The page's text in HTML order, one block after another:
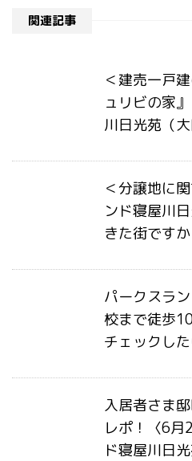
関連記事
＜建売一戸
ュリビの家
川日光苑（
＜分譲地に
ンド寝屋川
きた街ですか
パークスラ
校まで徒歩
チェックし
入居者さま
レポ！〈6月
ド寝屋川日光